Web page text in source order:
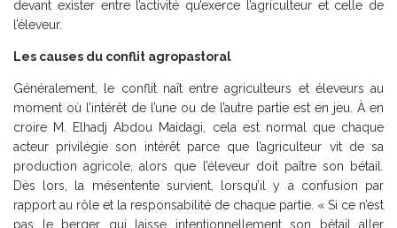
devant exister entre l’activité qu’exerce l’agriculteur et celle de
l’éleveur.
Les causes du conflit agropastoral
Généralement, le conflit naît entre agriculteurs et éleveurs au
moment où l’intérêt de l’une ou de l’autre partie est en jeu. À en
croire M. Elhadj Abdou Maidagi, cela est normal que chaque
acteur privilégie son intérêt parce que l’agriculteur vit de sa
production agricole, alors que l’éleveur doit paître son bétail.
Dès lors, la mésentente survient, lorsqu’il y a confusion par
rapport au rôle et la responsabilité de chaque partie. « Si ce n’est
pas le berger qui laisse intentionnellement son bétail aller